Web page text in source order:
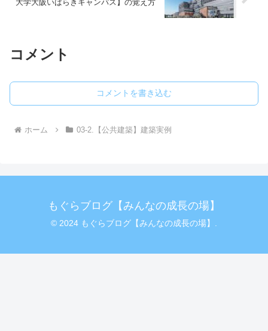
大学大阪いばらきキャンパス】の覚え方
コメント
コメントを書き込む
ホーム 03-2.【公共建築】建築実例
もぐらブログ【みんなの成長の場】
© 2024 もぐらブログ【みんなの成長の場】.